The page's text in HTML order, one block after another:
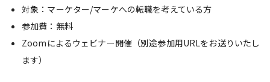
対象：マーケター/マーケへの転職を考えている方
参加費：無料
Zoomによるウェビナー開催（別途参加用URLをお送りいたし
ます）